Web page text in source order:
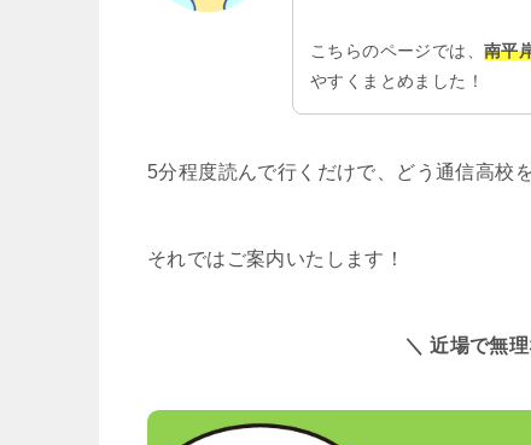
こちらのページでは、 南平
やすくまとめました！
5分程度読んで行くだけで、どう通信高校
それではご案内いたします！
＼ 近場で無